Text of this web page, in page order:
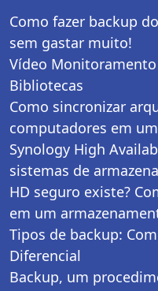
Como fazer backup
sem gastar muito!
Vídeo
Bibliotecas
Como sincronizar
computadores em
Synology High
sistemas de
HD seguro existe?
em um
Tipos de backup:
Diferencial
Backup, um